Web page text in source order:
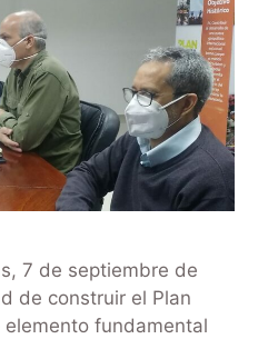
7 de septiembre de
de construir el Plan
elemento fundamental